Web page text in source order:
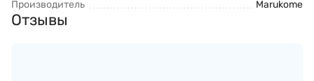
Производитель
Marukome
Отзывы